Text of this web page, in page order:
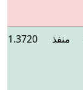
منفذ 1.3720